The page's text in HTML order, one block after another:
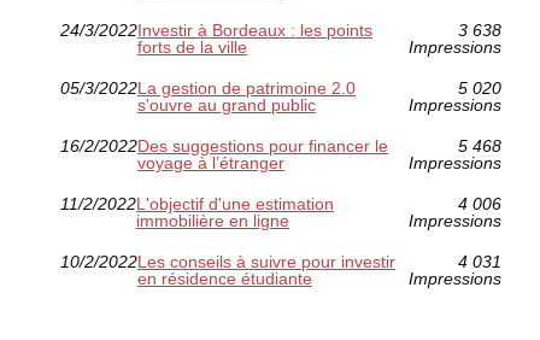
24/3/2022Investir à Bordeaux : les points
forts de la ville
3 638
Impressions
05/3/2022La gestion de patrimoine 2.0
s'ouvre au grand public
5 020
Impressions
16/2/2022Des suggestions pour financer le
voyage à l’étranger
5 468
Impressions
11/2/2022L'objectif d'une estimation
immobilière en ligne
4 006
Impressions
10/2/2022Les conseils à suivre pour investir
en résidence étudiante
4 031
Impressions